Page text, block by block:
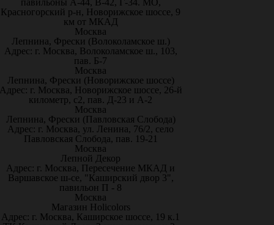
павильоны А-44, В-42, Г-34. МО,
Красногорский р-н, Новорижское шоссе, 9
км от МКАД
Москва
Лепнина, Фрески (Волоколамское ш.)
Адрес: г. Москва, Волоколамское ш., 103,
пав. Б-7
Москва
Лепнина, Фрески (Новорижское шоссе)
г. Москва, Новорижское шоссе, 26-й
километр, с2, пав. Д-23 и А-2
Москва
Лепнина, Фрески (Павловская Слобода)
Адрес: г. Москва, ул. Ленина, 76/2, село
Павловская Слобода, пав. 19-21
Москва
Лепной Декор
Адрес: г. Москва, Пересечение МКАД и
Варшавское ш-се, "Каширский двор 3",
павильон П - 8
Москва
Магазин Holicolors
Адрес: г. Москва, Каширское шоссе, 19 к.1